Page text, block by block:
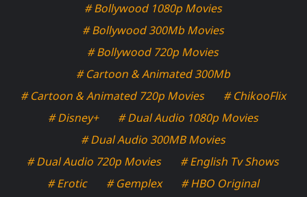
# Bollywood 1080p Movies
# Bollywood 300Mb Movies
# Bollywood 720p Movies
# Cartoon & Animated 300Mb
# Cartoon & Animated 720p Movies
# ChikooFlix
# Disney+
# Dual Audio 1080p Movies
# Dual Audio 300MB Movies
# Dual Audio 720p Movies
# English Tv Shows
# Erotic
# Gemplex
# HBO Original